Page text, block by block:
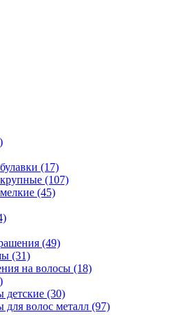
(17)
(107)
(45)
(49)
(31)
на волосы (18)
детские (30)
волос металл (97)